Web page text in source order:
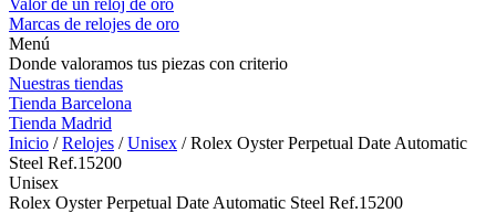
Valor de un reloj de oro
Marcas de relojes de oro
Menú
Donde valoramos tus piezas con criterio
Nuestras tiendas
Tienda Barcelona
Tienda Madrid
Inicio /Relojes /Unisex / Rolex Oyster Perpetual Date Automatic
Steel Ref.15200
Unisex
Rolex Oyster Perpetual Date Automatic Steel Ref.15200